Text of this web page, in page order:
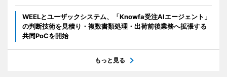
WEELとユーザックシステム、「Knowfa受注AIエージェント」
の判断技術を見積り・複数書類処理・出荷前後業務へ拡張する
共同PoCを開始
もっと見る